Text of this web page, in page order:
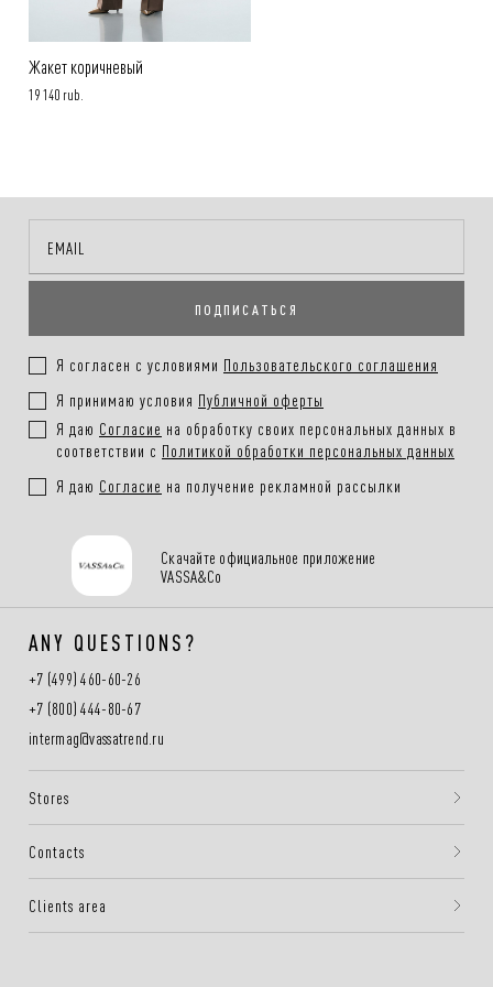
Жакет коричневый
19 140 rub.
ПОДПИСАТЬСЯ
Я согласен с условиями Пользовательского соглашения
Я принимаю условия Публичной оферты
Я даю Согласие на обработку своих персональных данных в
соответствии с Политикой обработки персональных данных
Я даю Согласие на получение рекламной рассылки
Скачайте официальное приложение
VASSA&Co
ANY QUESTIONS?
+7 (499) 460-60-26
+7 (800) 444-80-67
intermag@vassatrend.ru
Stores
Contacts
Clients area